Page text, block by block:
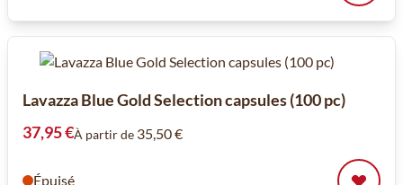
Lavazza Blue Gold Selection capsules (100 pc)
37,95 €À partir de 35,50 €
Épuisé